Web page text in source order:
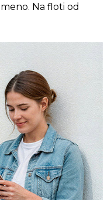
Na floti od